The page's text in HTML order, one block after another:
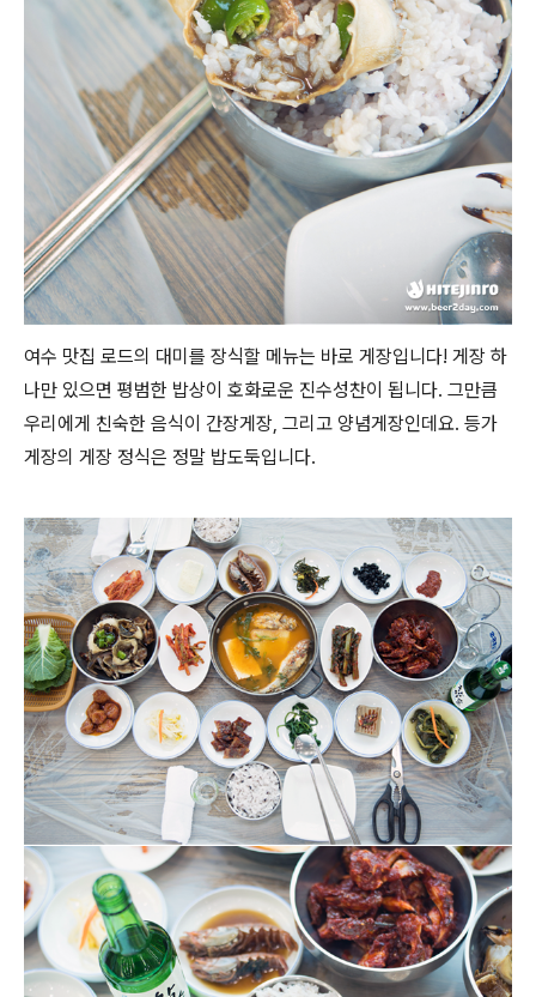
여수 맛집 로드의 대미를 장식할 메뉴는 바로 게장입니다! 게장 하
나만 있으면 평범한 밥상이 호화로운 진수성찬이 됩니다. 그만큼
우리에게 친숙한 음식이 간장게장, 그리고 양념게장인데요. 등가
게장의 게장 정식은 정말 밥도둑입니다.